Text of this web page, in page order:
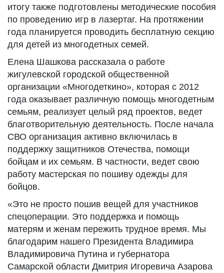
итогу также подготовлены методические пособия
по проведению игр в лазертаг. На протяжении
года планируется проводить бесплатную секцию
для детей из многодетных семей.
Елена Шашкова рассказала о работе
жигулевской городской общественной
организации «Многодеткино», которая с 2012
года оказывает различную помощь многодетным
семьям, реализует целый ряд проектов, ведет
благотворительную деятельность. После начала
СВО организация активно включилась в
поддержку защитников Отечества, помощи
бойцам и их семьям. В частности, ведет свою
работу мастерская по пошиву одежды для
бойцов.
«Это не просто пошив вещей для участников
спецоперации. Это поддержка и помощь
матерям и женам пережить трудное время. Мы
благодарим нашего Президента Владимира
Владимировича Путина и губернатора
Самарской области Дмитрия Игоревича Азарова